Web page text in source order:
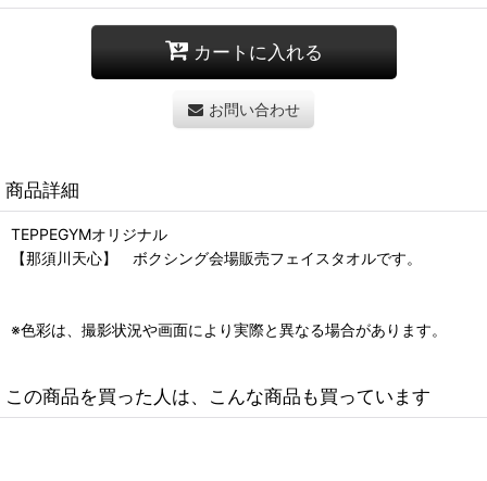
カートに入れる
お問い合わせ
商品詳細
TEPPEGYMオリジナル
【那須川天心】 ボクシング会場販売フェイスタオルです。
※色彩は、撮影状況や画面により実際と異なる場合があります。
この商品を買った人は、こんな商品も買っています